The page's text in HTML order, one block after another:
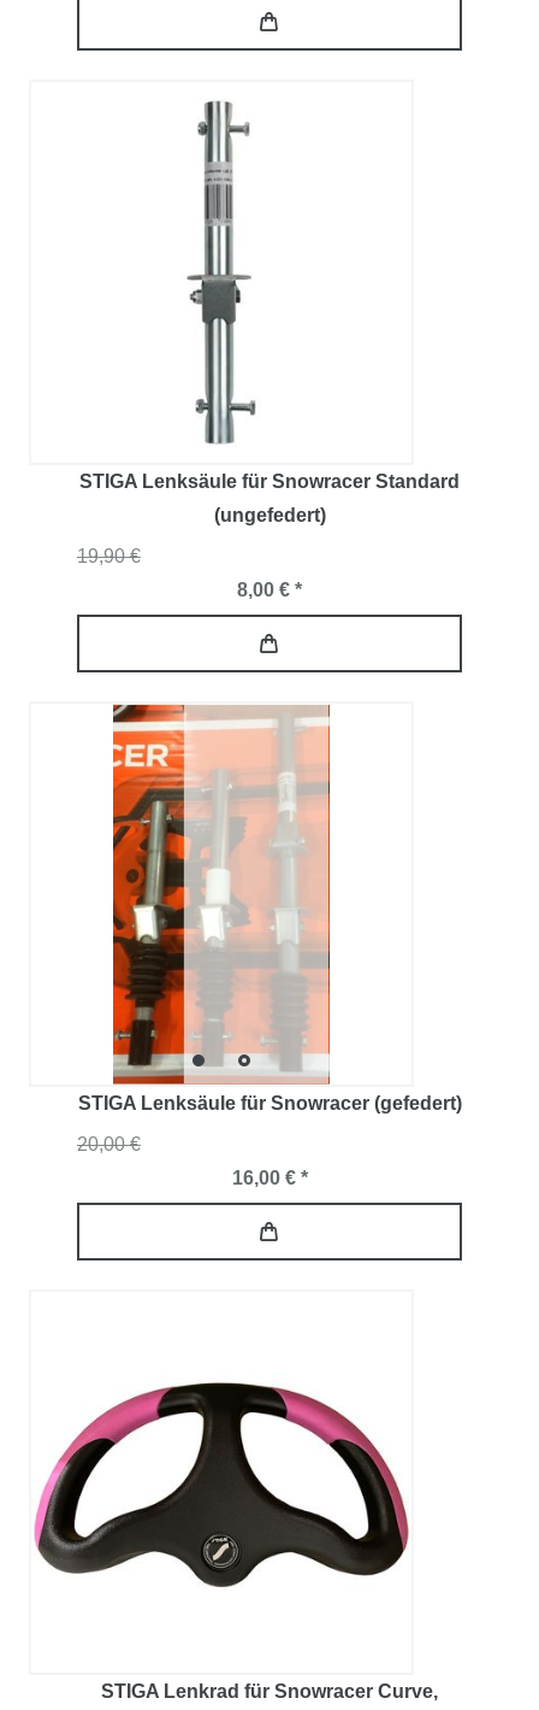
STIGA Lenksäule für Snowracer Standard
(ungefedert)
19,90 €
8,00 € *
STIGA Lenksäule für Snowracer (gefedert)
20,00 €
16,00 € *
STIGA Lenkrad für Snowracer Curve,